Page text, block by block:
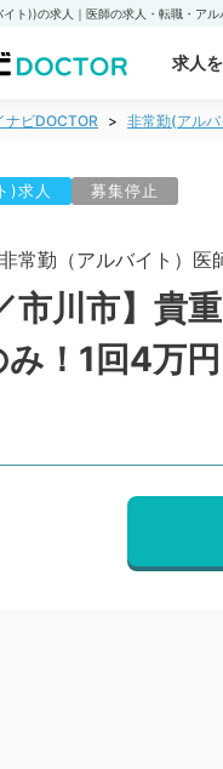
求人
ナビDOCTOR 非常勤(アル
)求人 募集停止
常勤（アルバイト）医
市川市】
！1回4万